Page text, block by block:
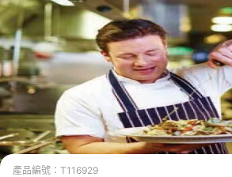
產品編號： T116929